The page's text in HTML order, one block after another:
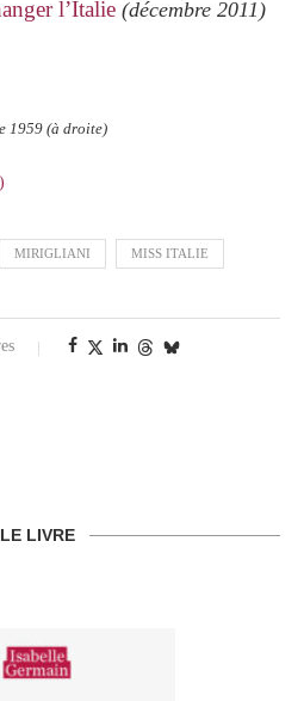
l’Italie (décembre 2011)
1959 (à droite)
)
MIRIGLIANI MISS ITALIE
LE LIVRE